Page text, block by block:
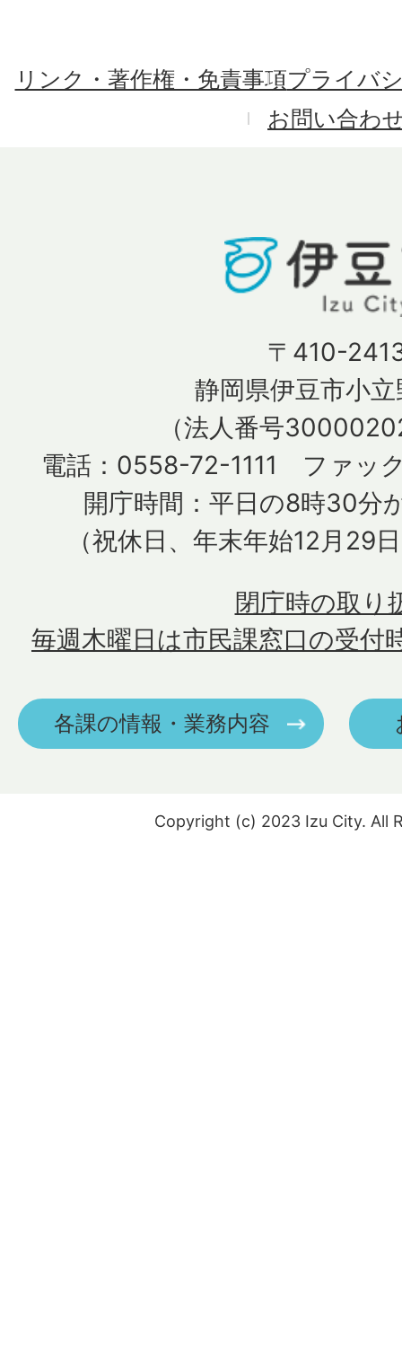
リンク・著作権・免責事項プライバ
お問い合わ
〒410-
静岡県伊豆市小
（法人番号
電話：0558-72-1111 ファッ
開庁時間：平日の8時30分
（祝休日、年末年始12月29
毎週木曜日は市民課窓口の受付
閉庁時の取り
各課の情報・業務内容
Copyright (c) 2023 Izu City. All